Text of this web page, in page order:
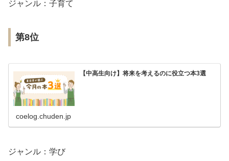
ジャンル：子育て
第8位
【中高生向け】将来を考えるのに役立つ本3選
coelog.chuden.jp
ジャンル：学び